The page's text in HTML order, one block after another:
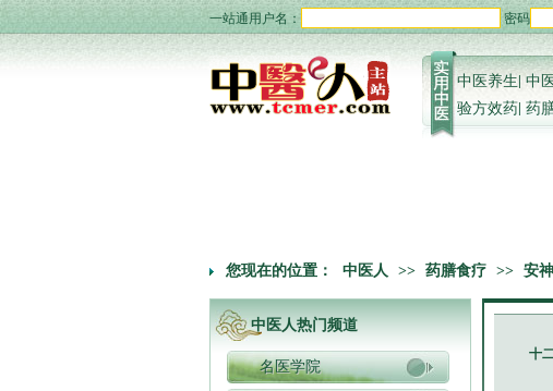
一站通用户名： 密码
中医养生|中
验方效药| 药
您现在的位置： 中医人 >> 药膳食疗 >> 安
中医人热门频道
名医学院
十